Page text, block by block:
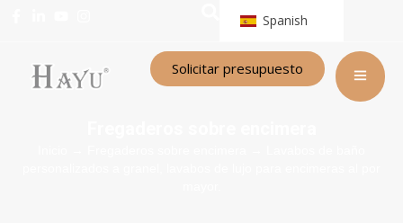
Spanish
Solicitar presupuesto